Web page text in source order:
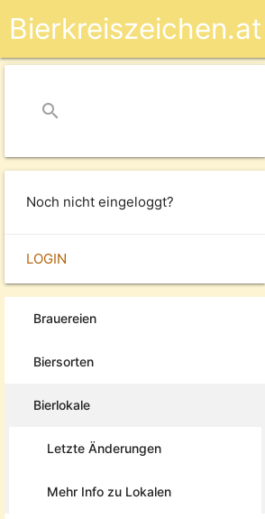
Bierkreiszeichen.at
search
Noch nicht eingeloggt?
LOGIN
Brauereien
Biersorten
Bierlokale
Letzte Änderungen
Mehr Info zu Lokalen